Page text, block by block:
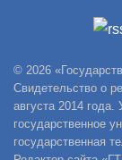
© 2026
Свидетельство о
августа 2014
государственное
государственная